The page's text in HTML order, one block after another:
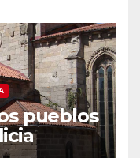
pueblos